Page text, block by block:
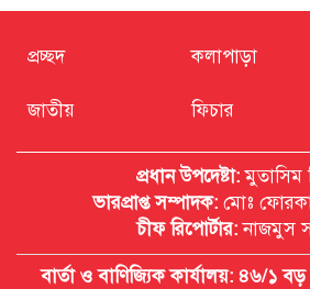
প্রচ্ছদ কলাপাড়া
জাতীয় ফিচার
প্রধান উপদেষ্টা:মুতাসিম
ভারপ্রাপ্ত সম্পাদক: মোঃ
চীফ রিপোর্টার:নাজমুস
বার্তা ও বাণিজ্যিক কার্যালয়: ৪৬/১